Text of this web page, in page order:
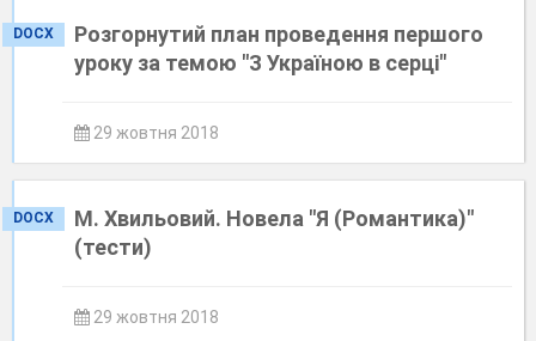
DOCX
Розгорнутий план проведення першого
уроку за темою "З Україною в серці"
29 жовтня 2018
DOCX
М. Хвильовий. Новела "Я (Романтика)"
(тести)
29 жовтня 2018